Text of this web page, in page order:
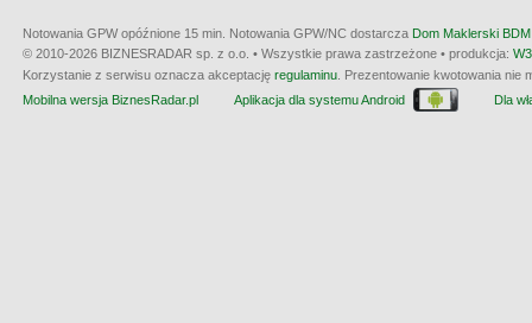
Notowania GPW opóźnione 15 min. Notowania GPW/NC dostarcza Dom Maklerski
© 2010-2026 BIZNESRADAR sp. z o.o. • Wszystkie prawa zastrzeżone • produkcja:
Korzystanie z serwisu oznacza akceptację regulaminu . Prezentowanie kwotowania
Mobilna wersja BiznesRadar.pl
Aplikacja dla systemu Android Dla